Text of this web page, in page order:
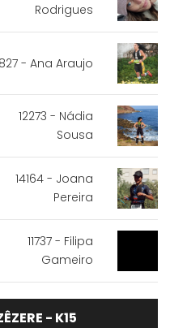
Rodrigues
- Ana Araujo
12273 - Nádia
Sousa
14164 - Joana
Pereira
11737 - Filipa
Gameiro
- K15